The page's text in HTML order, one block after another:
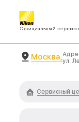
Официальный
Москва,ул.
Сервисный